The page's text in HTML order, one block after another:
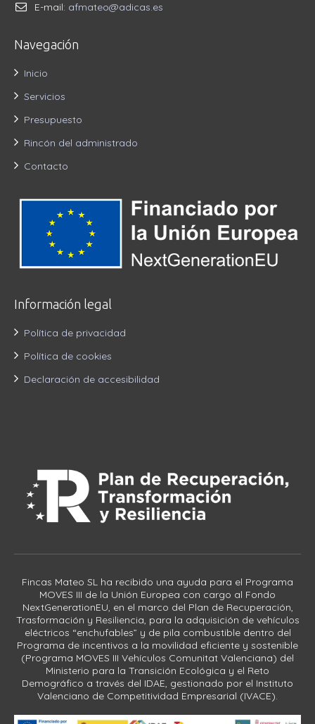
E-mail: afmateo@adicas.es
Navegación
Inicio
Servicios
Presupuesto
Rincón del administrado
Contacto
Información legal
Política de privacidad
Política de cookies
Declaración de accesibilidad
Fincas Mateo SL ha recibido una ayuda para el Programa
MOVES III de la Unión Europea con cargo al Fondo
NextGenerationEU, en el marco del Plan de Recuperación,
Trasformación y Resiliencia, para la adquisición de vehículos
eléctricos “enchufables” y de pila combustible dentro del
Programa de incentivos a la movilidad eficiente y sostenible
(Programa MOVES III Vehículos Comunitat Valenciana) del
Ministerio para la Transición Ecológica y el Reto
Demográfico a través del IDAE, gestionado por el Instituto
Valenciano de Competitividad Empresarial (IVACE).